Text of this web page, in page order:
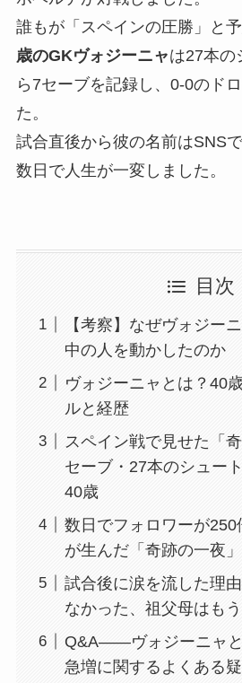
誰もが「スペインの圧勝」と予
歳のGKヴォジーニャは27本の
ら7セーブを記録し、0-0のド
た。
試合直後から彼の名前はSNS
数日で人生が一変しました。
目次
【考察】なぜヴォジー
中の人を動かしたのか
ヴォジーニャとは？40
ルと経歴
スペイン戦で見せた「
セーブ・27本のシュー
40歳
数日でフォロワーが
が生んだ「奇跡の一夜」
試合後に涙を流した理
なかった、祖父母はも
Q&A——ヴォジーニャ
急増に関するよくある